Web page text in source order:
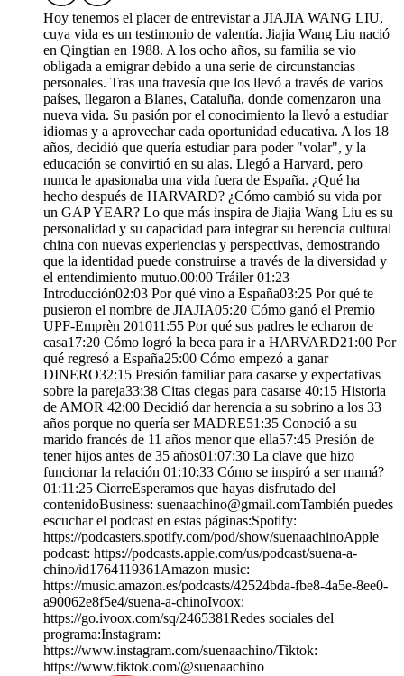
Hoy tenemos el placer de entrevistar a JIAJIA WANG LIU,
cuya vida es un testimonio de valentía. Jiajia Wang Liu nació
en Qingtian en 1988. A los ocho años, su familia se vio
obligada a emigrar debido a una serie de circunstancias
personales. Tras una travesía que los llevó a través de varios
países, llegaron a Blanes, Cataluña, donde comenzaron una
nueva vida. Su pasión por el conocimiento la llevó a estudiar
idiomas y a aprovechar cada oportunidad educativa. A los 18
años, decidió que quería estudiar para poder "volar", y la
educación se convirtió en su alas. Llegó a Harvard, pero
nunca le apasionaba una vida fuera de España. ¿Qué ha
hecho después de HARVARD? ¿Cómo cambió su vida por
un GAP YEAR? Lo que más inspira de Jiajia Wang Liu es su
personalidad y su capacidad para integrar su herencia cultural
china con nuevas experiencias y perspectivas, demostrando
que la identidad puede construirse a través de la diversidad y
el entendimiento mutuo.00:00 Tráiler 01:23
Introducción02:03 Por qué vino a España03:25 Por qué te
pusieron el nombre de JIAJIA05:20 Cómo ganó el Premio
UPF-Emprèn 201011:55 Por qué sus padres le echaron de
casa17:20 Cómo logró la beca para ir a HARVARD21:00 Por
qué regresó a España25:00 Cómo empezó a ganar
DINERO32:15 Presión familiar para casarse y expectativas
sobre la pareja33:38 Citas ciegas para casarse 40:15 Historia
de AMOR 42:00 Decidió dar herencia a su sobrino a los 33
años porque no quería ser MADRE51:35 Conoció a su
marido francés de 11 años menor que ella57:45 Presión de
tener hijos antes de 35 años01:07:30 La clave que hizo
funcionar la relación 01:10:33 Cómo se inspiró a ser mamá?
01:11:25 CierreEsperamos que hayas disfrutado del
contenidoBusiness: suenaachino@gmail.comTambién puedes
escuchar el podcast en estas páginas:Spotify:
https://podcasters.spotify.com/pod/show/suenaachinoApple
podcast: https://podcasts.apple.com/us/podcast/suena-a-
chino/id1764119361Amazon music:
https://music.amazon.es/podcasts/42524bda-fbe8-4a5e-8ee0-
a90062e8f5e4/suena-a-chinoIvoox:
https://go.ivoox.com/sq/2465381Redes sociales del
programa:Instagram:
https://www.instagram.com/suenaachino/Tiktok:
https://www.tiktok.com/@suenaachino